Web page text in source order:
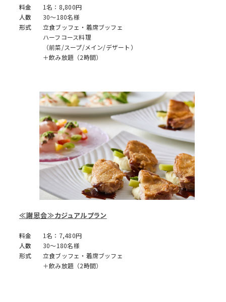
料金
1名：8,800円
人数
30～180名様
形式
立食ブッフェ・着席ブッフェ
ハーフコース料理
（前菜/スープ/メイン/デザート）
＋飲み放題（2時間）
≪謝恩会≫カジュアルプラン
料金
1名：7,480円
人数
30～180名様
形式
立食ブッフェ・着席ブッフェ
＋飲み放題（2時間）